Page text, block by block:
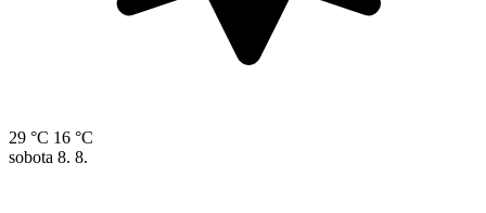
29 °C 16 °C
sobota 8. 8.